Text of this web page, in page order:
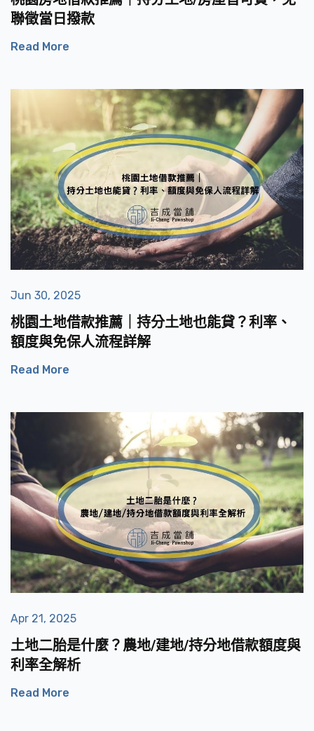
聯徵當日撥款
Read More
Jun 30, 2025
桃園土地借款推薦｜持分土地也能貸？利率、
額度與免保人流程詳解
Read More
Apr 21, 2025
土地二胎是什麼？農地/建地/持分地借款額度與
利率全解析
Read More